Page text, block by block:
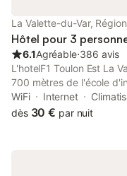
La Valette-du-Var,
Hôtel pour 3
6.1Agréable⋅386 avis
L'hotelF1 Toulon Est La
700 mètres de l'école
WiFi
Internet
dès 30 € par nuit